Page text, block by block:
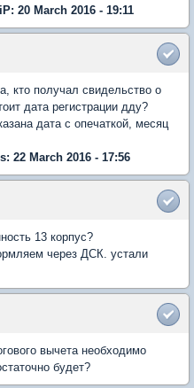
20 March 2016 - 19:11
кто получал свидельство о
дата регистрации дду?
дата с опечаткой, месяц
22 March 2016 - 17:56
13 корпус?
через ДСК. устали
вычета необходимо
будет?